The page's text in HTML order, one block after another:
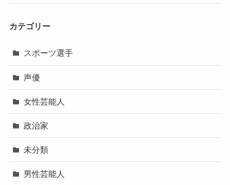
カテゴリー
スポーツ選手
声優
女性芸能人
政治家
未分類
男性芸能人